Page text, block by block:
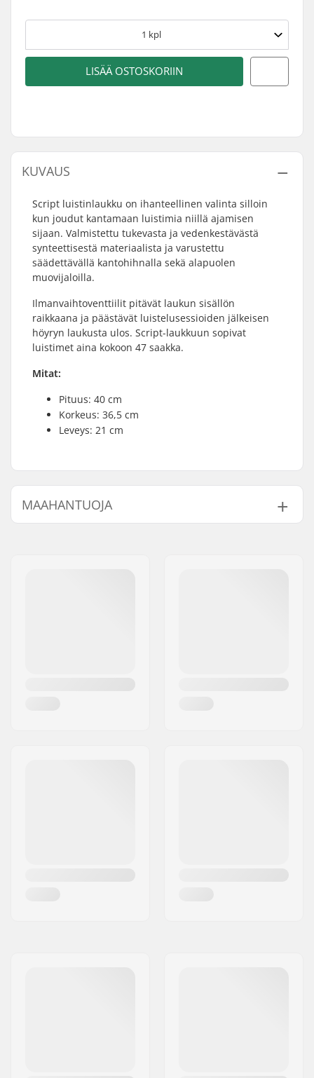
1 kpl
LISÄÄ OSTOSKORIIN
KUVAUS
Script luistinlaukku on ihanteellinen valinta silloin
kun joudut kantamaan luistimia niillä ajamisen
sijaan. Valmistettu tukevasta ja vedenkestävästä
synteettisestä materiaalista ja varustettu
säädettävällä kantohihnalla sekä alapuolen
muovijaloilla.
Ilmanvaihtoventtiilit pitävät laukun sisällön
raikkaana ja päästävät luistelusessioiden jälkeisen
höyryn laukusta ulos. Script-laukkuun sopivat
luistimet aina kokoon 47 saakka.
Mitat:
Pituus: 40 cm
Korkeus: 36,5 cm
Leveys: 21 cm
MAAHANTUOJA